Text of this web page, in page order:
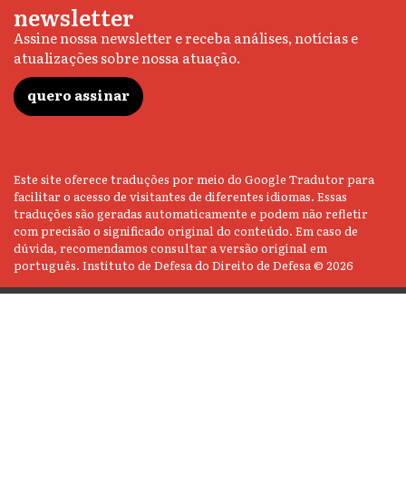
newsletter
Assine nossa newsletter e receba análises, notícias e
atualizações sobre nossa atuação.
quero assinar
Este site oferece traduções por meio do Google Tradutor para
facilitar o acesso de visitantes de diferentes idiomas. Essas
traduções são geradas automaticamente e podem não refletir
com precisão o significado original do conteúdo. Em caso de
dúvida, recomendamos consultar a versão original em
português. Instituto de Defesa do Direito de Defesa © 2026